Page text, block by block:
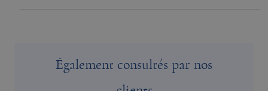
Également consultés par nos